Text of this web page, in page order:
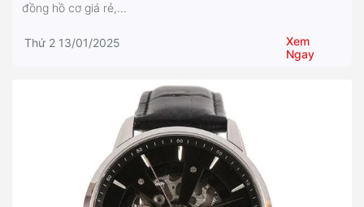
đồng hồ cơ giá rẻ,...
Thứ 2 13/01/2025
Xem
Ngay